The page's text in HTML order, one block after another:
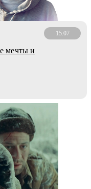
15.07
мечты и